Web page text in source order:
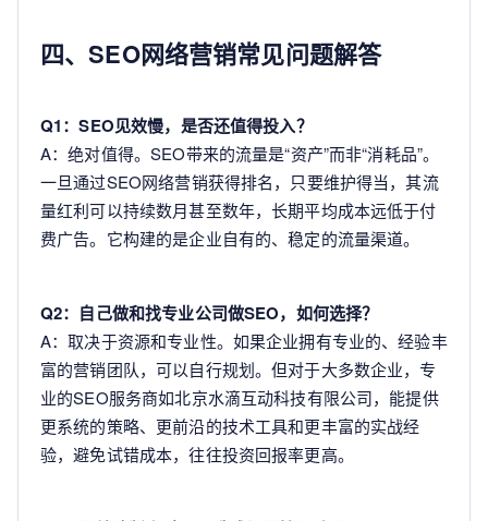
四、SEO网络营销常见问题解答
Q1：SEO见效慢，是否还值得投入？
A：绝对值得。SEO带来的流量是“资产”而非“消耗品”。
一旦通过SEO网络营销获得排名，只要维护得当，其流
量红利可以持续数月甚至数年，长期平均成本远低于付
费广告。它构建的是企业自有的、稳定的流量渠道。
Q2：自己做和找专业公司做SEO，如何选择？
A：取决于资源和专业性。如果企业拥有专业的、经验丰
富的营销团队，可以自行规划。但对于大多数企业，专
业的SEO服务商如北京水滴互动科技有限公司，能提供
更系统的策略、更前沿的技术工具和更丰富的实战经
验，避免试错成本，往往投资回报率更高。